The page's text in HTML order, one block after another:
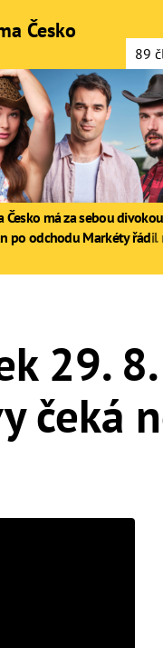
29.
čeká
Česko
89
Česko má za sebou
po odchodu Markéty řádil